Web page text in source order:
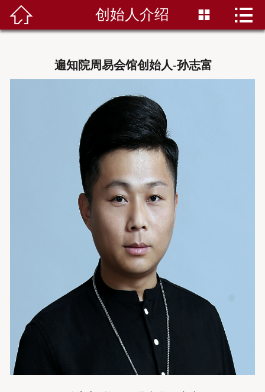
首页
风水培训班
 创始人介绍  
遍知院周易会馆创始人-孙志富